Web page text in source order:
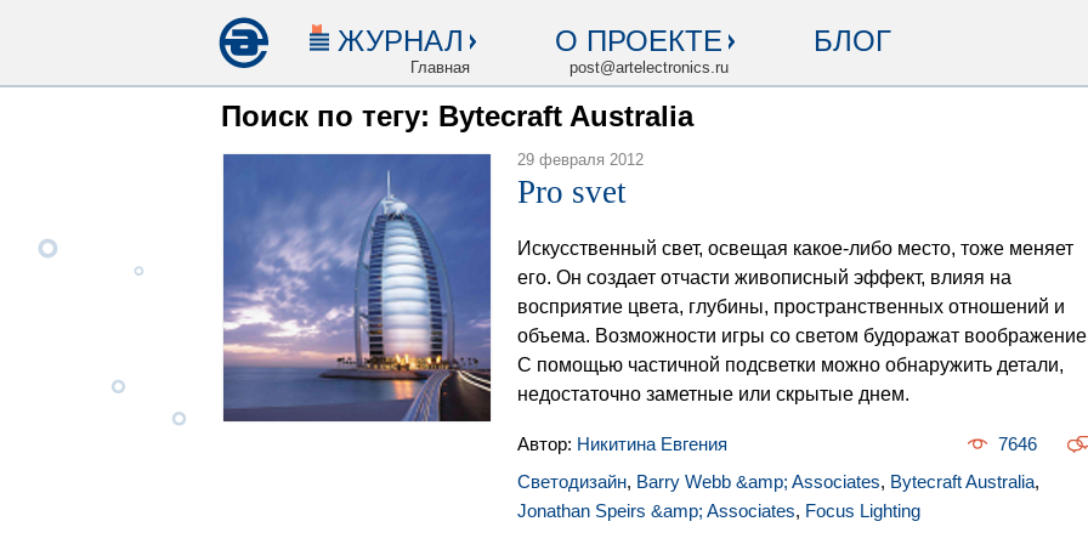
ЖУРНАЛ
Главная
О ПРОЕКТЕ
post@artelectronics.ru
БЛОГ
Поиск по тегу: Bytecraft Australia
29 февраля 2012
Pro svet
Искусственный свет, освещая какое-либо место, тоже меняет
его. Он создает отчасти живописный эффект, влияя на
восприятие цвета, глубины, пространственных отношений и
объема. Возможности игры со светом будоражат
С помощью частичной подсветки можно обнаружить детали,
недостаточно заметные или скрытые днем.
Автор: Никитина Евгения
7646
Светодизайн, Barry Webb &amp; Associates, Bytecraft Australia,
Jonathan Speirs &amp; Associates, Focus Lighting